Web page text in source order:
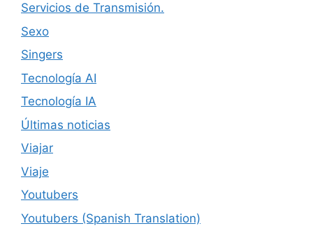
Servicios de Transmisión.
Sexo
Singers
Tecnología AI
Tecnología IA
Últimas noticias
Viajar
Viaje
Youtubers
Youtubers (Spanish Translation)